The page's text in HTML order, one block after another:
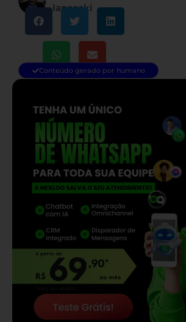
Iancoski
Conteúdo gerado por humano